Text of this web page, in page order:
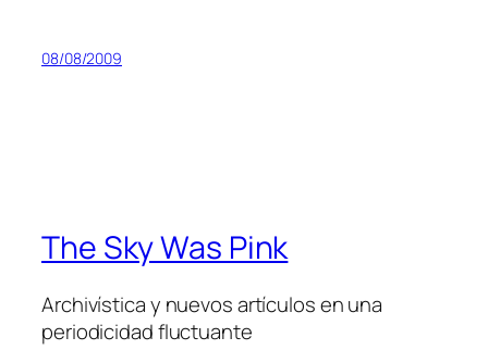
08/08/2009
The Sky Was Pink
Archivística y nuevos artículos en una
periodicidad fluctuante